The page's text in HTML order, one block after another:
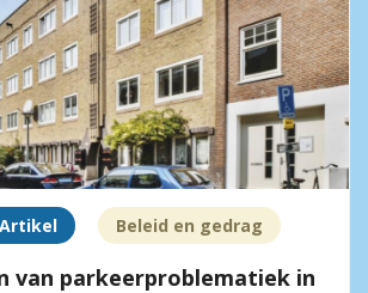
Artikel Beleid en gedrag
van parkeer­problematiek in